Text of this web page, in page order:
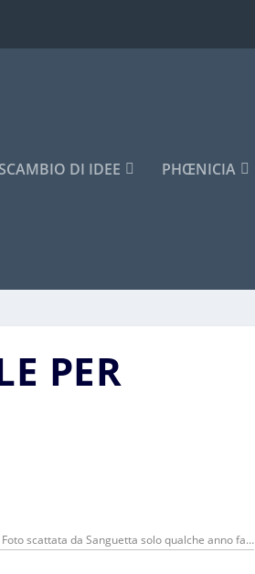
DI IDEE PHŒNICIA
PER
Foto scattata da Sanguetta solo qualche anno fa…